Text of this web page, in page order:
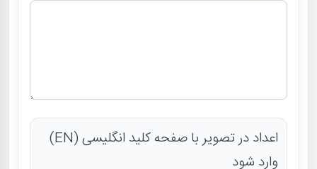
اعداد در تصویر با صفحه کلید انگلیسی (EN)
وارد شود